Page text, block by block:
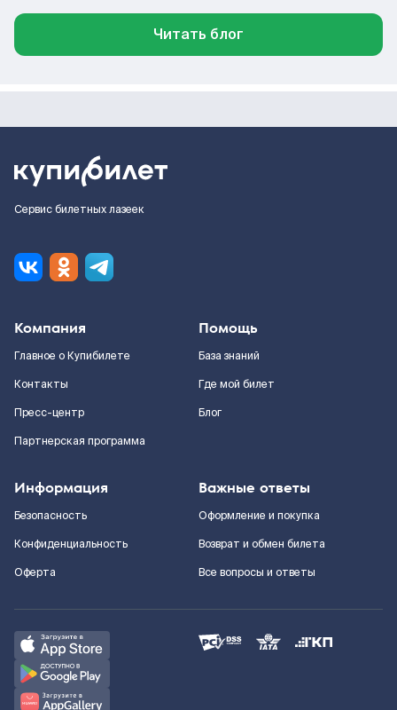
Читать блог
Сервис билетных лазеек
Компания
Главное о Купибилете
Контакты
Пресс-центр
Партнерская программа
Помощь
База знаний
Где мой билет
Блог
Информация
Безопасность
Конфиденциальность
Оферта
Важные ответы
Оформление и покупка
Возврат и обмен билета
Все вопросы и ответы